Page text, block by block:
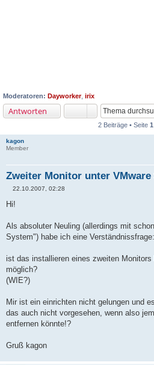
Moderatoren: Dayworker, irix
Antworten
2 Beiträge • Seite 1
kagon
Member
Zweiter Monitor unter
e
a
g
22.10.2007, 02:28
Hi!
Als absoluter Neuling (allerdings mit
System") habe ich eine Verständnissfrage:
ist das installieren eines zweiten
möglich?
(WIE?)
Mir ist ein einrichten nicht gelungen und
das auch nicht vorgesehen, wenn also
entfernen könnte!?
Gruß kagon